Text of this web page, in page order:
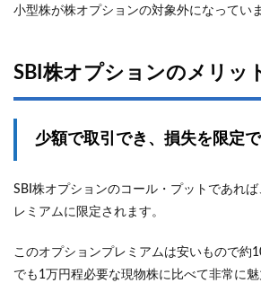
小型株が株オプションの対象外になってい
SBI株オプションのメリッ
少額で取引でき、損失を限定
SBI株オプションのコール・プットであれ
レミアムに限定されます。
このオプションプレミアムは安いもので約
でも1万円程必要な現物株に比べて非常に